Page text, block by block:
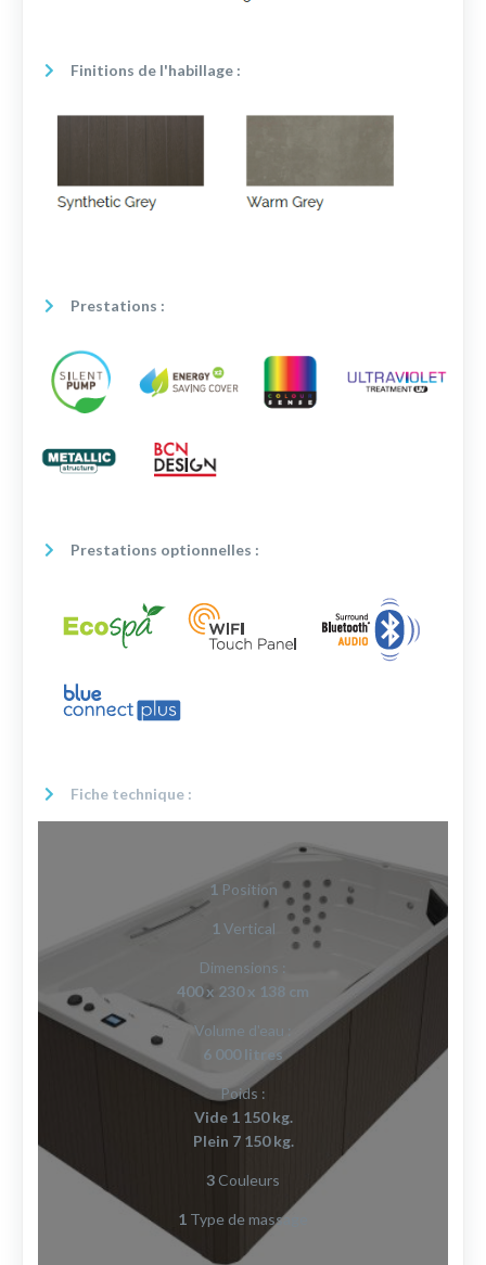
Finitions de l'habillage :
Prestations :
Prestations optionnelles :
Fiche technique :
1 Position
1 Vertical
Dimensions :
400 x 230 x 138 cm
Volume d'eau :
6 000 litres
Poids :
Vide 1 150 kg.
Plein 7 150 kg.
3 Couleurs
1 Type de massage